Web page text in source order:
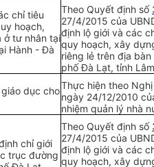
chỉ tiêu
hoạch,
ở tư nhân tại
Hành - Đà
Theo Quyết định số
27/4/2015 của U
định lộ giới và các
quy hoạch, xây
riêng lẻ trên địa
phố Đà Lạt, tỉnh
dục choThực hiện theo
ngày 24/12/2010
nhiệm quản lý nhà
chỉ giới
trục đường
Theo Quyết định số
27/4/2015 của
định lộ giới và các
quy hoạch, xây